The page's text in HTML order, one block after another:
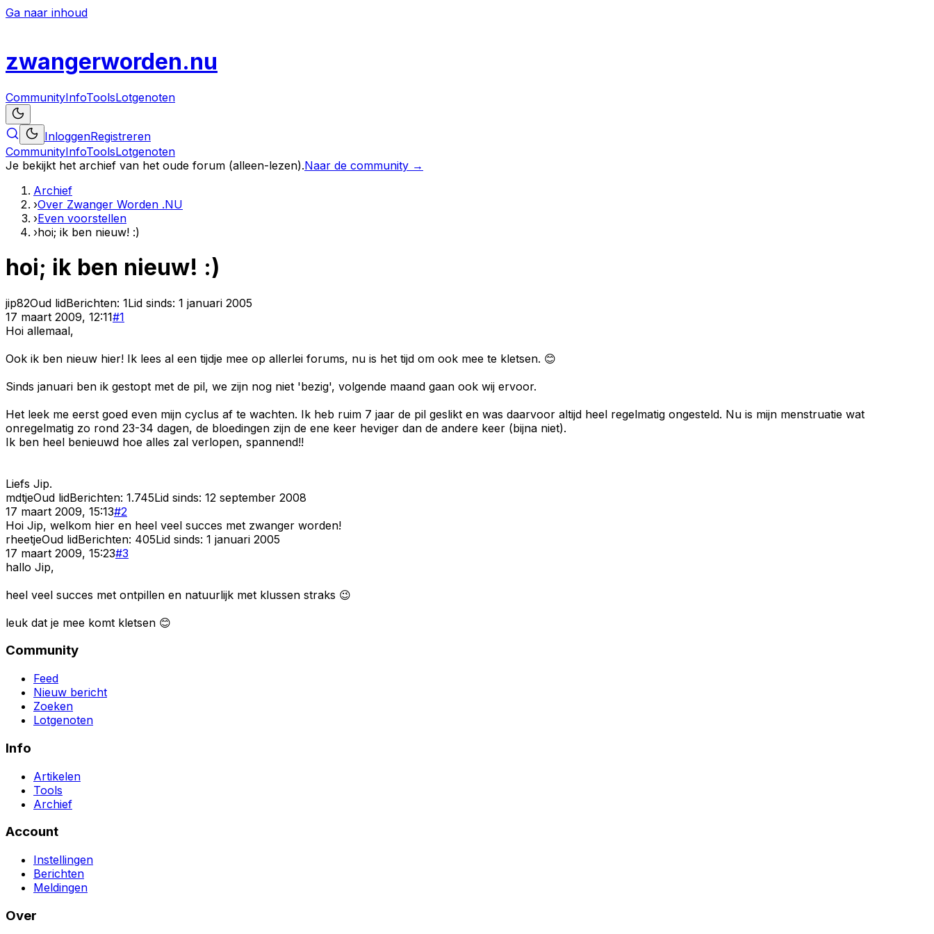
Ga naar inhoud
zwangerworden.nu
CommunityInfoToolsLotgenoten
InloggenRegistreren
CommunityInfoToolsLotgenoten
Je bekijkt het archief van het oude forum (alleen-lezen).Naar de community →
Archief
›Over Zwanger Worden .NU
›Even voorstellen
›hoi; ik ben nieuw! :)
hoi; ik ben nieuw! :)
jip82Oud lidBerichten: 1Lid sinds: 1 januari 2005
17 maart 2009, 12:11#1
Hoi allemaal,
Ook ik ben nieuw hier! Ik lees al een tijdje mee op allerlei forums, nu is het tijd om ook mee te kletsen. 😊
Sinds januari ben ik gestopt met de pil, we zijn nog niet 'bezig', volgende maand gaan ook wij ervoor.
Het leek me eerst goed even mijn cyclus af te wachten. Ik heb ruim 7 jaar de pil geslikt en was daarvoor altijd heel regelmatig ongesteld. Nu is mijn menstruatie wat
onregelmatig zo rond 23-34 dagen, de bloedingen zijn de ene keer heviger dan de andere keer (bijna niet).
Ik ben heel benieuwd hoe alles zal verlopen, spannend!!
Liefs Jip.
mdtjeOud lidBerichten: 1.745Lid sinds: 12 september 2008
17 maart 2009, 15:13#2
Hoi Jip, welkom hier en heel veel succes met zwanger worden!
rheetjeOud lidBerichten: 405Lid sinds: 1 januari 2005
17 maart 2009, 15:23#3
hallo Jip,
heel veel succes met ontpillen en natuurlijk met klussen straks 😉
leuk dat je mee komt kletsen 😊
Community
Feed
Nieuw bericht
Zoeken
Lotgenoten
Info
Artikelen
Tools
Archief
Account
Instellingen
Berichten
Meldingen
Over